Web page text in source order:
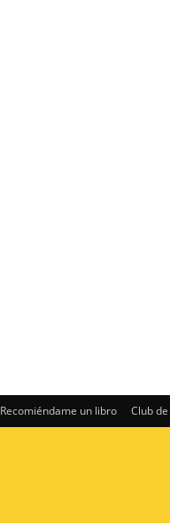
Recomiéndame un libro Club